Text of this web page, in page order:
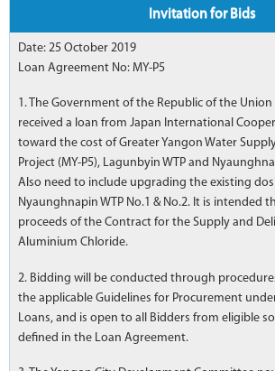
Invitation for Bids
Date: 25 October 2019
Loan Agreement No: MY-P5
1. The Government of the Republic of the
received a loan from Japan International
toward the cost of Greater Yangon Water
Project (MY-P5), Lagunbyin WTP and
Also need to include upgrading the existing
Nyaunghnapin WTP No.1 & No.2. It is intended
proceeds of the Contract for the Supply and
Aluminium Chloride.
2. Bidding will be conducted through
the applicable Guidelines for Procurement
Loans, and is open to all Bidders from eligible
defined in the Loan Agreement.